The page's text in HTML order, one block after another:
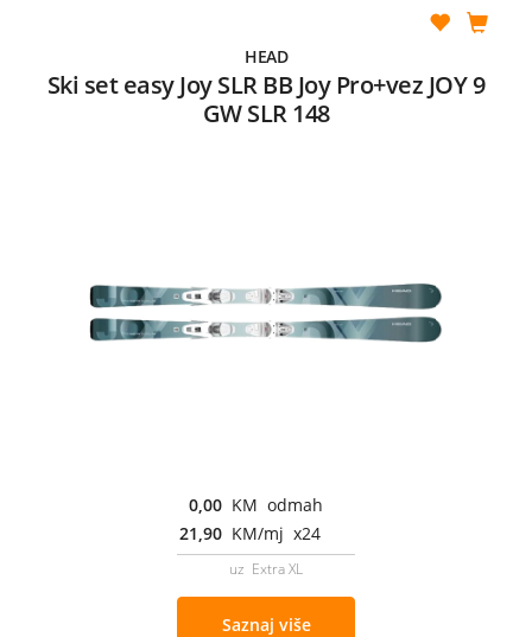
HEAD
Ski set easy Joy SLR BB Joy Pro+vez JOY 9
GW SLR 148
0,00 KM odmah
21,90 KM/mj x24
uz Extra XL
Saznaj više